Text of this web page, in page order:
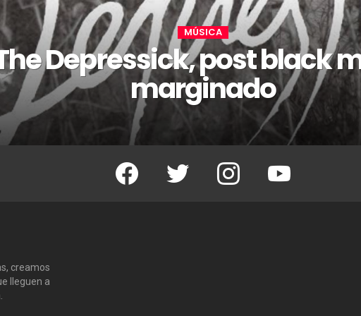
MÚSICA
Depressick, post black
marginado
Facebook Twitter Instagram Youtube
creamos
lleguen a